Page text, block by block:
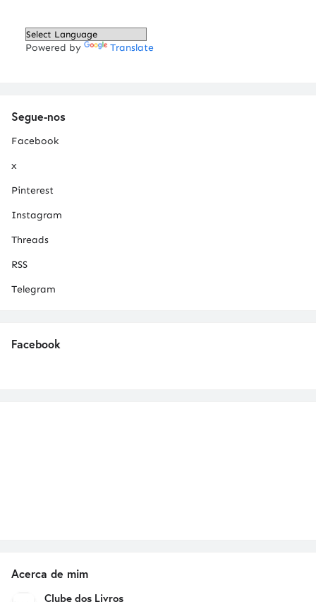
Powered by Translate
Segue-nos
Facebook
x
Pinterest
Instagram
Threads
RSS
Telegram
Facebook
Acerca de mim
Clube dos Livros